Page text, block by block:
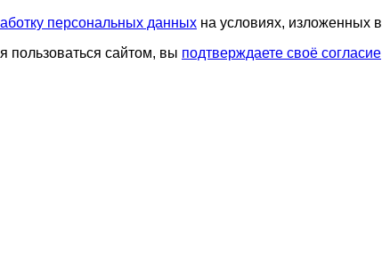
персональных данных на условиях, изложенных в
пользоваться сайтом, вы подтверждаете своё согласие